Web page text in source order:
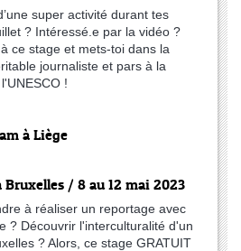
super activité durant tes
? Intéressé.e par la vidéo ?
ce stage et mets-toi dans la
journaliste et pars à la
!
à Liège
Bruxelles / 8 au 12 mai 2023
à réaliser un reportage avec
? Découvrir l'interculturalité d'un
? Alors, ce stage GRATUIT